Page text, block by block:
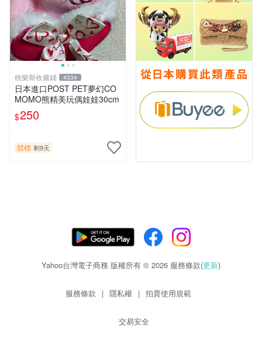
桃樂斯收藏鋪 4334
日本進口POST PET夢幻CO
MOMO熊精美玩偶娃娃30cm
$250
競標 剩9天
Yahoo台灣電子商務 版權所有 © 2026 服務條款(更新)
服務條款 | 隱私權 | 拍賣使用規範
交易安全